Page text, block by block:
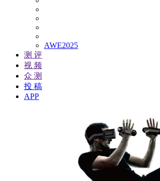
AWE2025
测 评
视 频
众 测
投 稿
APP